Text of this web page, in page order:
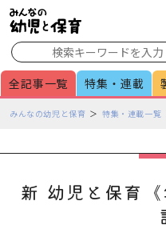
全記事一覧 特集・連載
ペみんなの幼児と保育 特集・連載一覧
新 幼児と保育